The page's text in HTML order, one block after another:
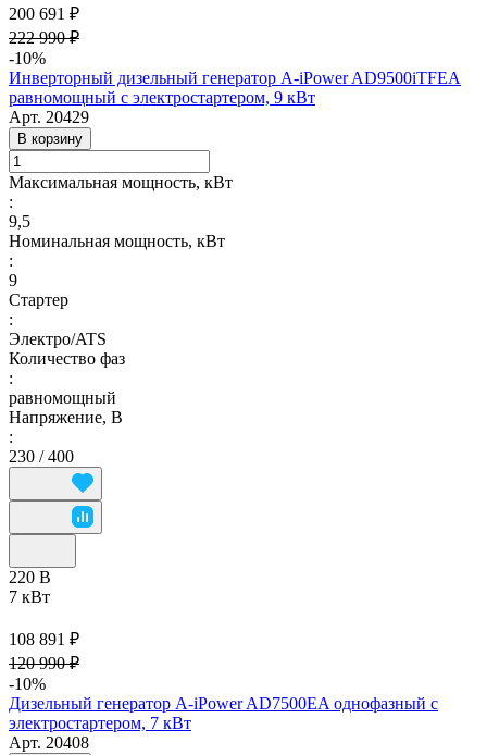
200 691 ₽
222 990 ₽
-10%
Инверторный дизельный генератор A-iPower AD9500iTFEA
равномощный с электростартером, 9 кВт
Арт. 20429
В корзину
Максимальная мощность, кВт
:
9,5
Номинальная мощность, кВт
:
9
Стартер
:
Электро/ATS
Количество фаз
:
равномощный
Напряжение, В
:
230 / 400
220 В
7 кВт
108 891 ₽
120 990 ₽
-10%
Дизельный генератор A-iPower AD7500EA однофазный с
электростартером, 7 кВт
Арт. 20408